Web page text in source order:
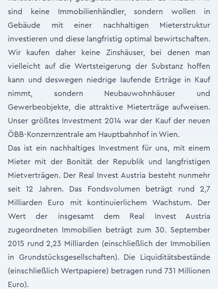
sind keine Immobilienhändler, sondern wollen in
Gebäude mit einer nachhaltigen Mieterstruktur
investieren und diese langfristig optimal bewirtschaften.
Wir kaufen daher keine Zinshäuser, bei denen man
vielleicht auf die Wertsteigerung der Substanz hoffen
kann und deswegen niedrige laufende Erträge in Kauf
nimmt, sondern Neubauwohnhäuser und
Gewerbeobjekte, die attraktive Mieterträge aufweisen.
Unser größtes Investment 2014 war der Kauf der neuen
ÖBB-Konzernzentrale am Hauptbahnhof in Wien.
Das ist ein nachhaltiges Investment für uns, mit einem
Mieter mit der Bonität der Republik und langfristigen
Mietverträgen. Der Real Invest Austria besteht nunmehr
seit 12 Jahren. Das Fondsvolumen beträgt rund 2,7
Milliarden Euro mit kontinuierlichem Wachstum. Der
Wert der insgesamt dem Real Invest Austria
zugeordneten Immobilien beträgt zum 30. September
2015 rund 2,23 Milliarden (einschließlich der Immobilien
in Grundstücksgesellschaften). Die Liquiditätsbestände
(einschließlich Wertpapiere) betragen rund 731 Millionen
Euro).